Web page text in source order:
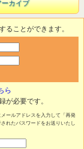
カイブ
ることができます。
ら
が必要です。
ールアドレスを入力して「再発
れたパスワードをお送りいたし